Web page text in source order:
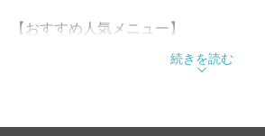
【おすすめ人気メニュー】
・スパイスの効いた：パテドカンパーニ
・じっくりと煮込んだ：牛すじ煮込み
・ふわトロ絶品：白のオムライス
続きを読む